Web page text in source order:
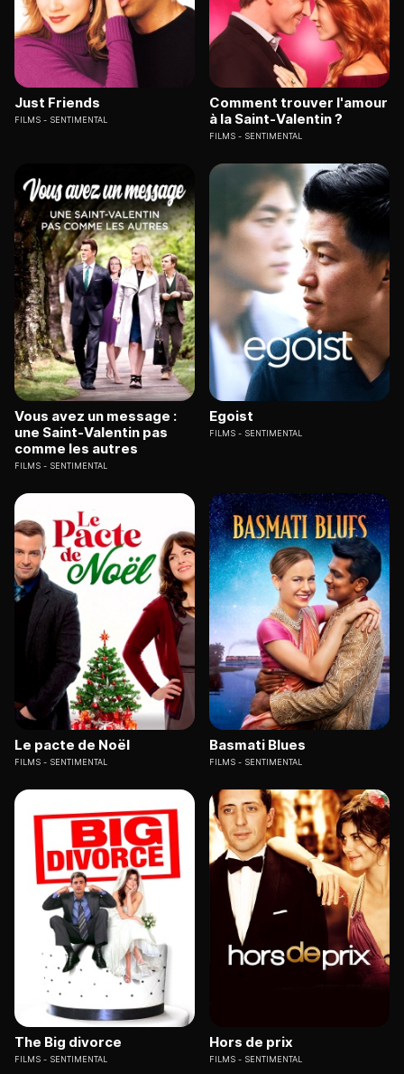
Just Friends
FILMS SENTIMENTAL
Comment trouver l'amour
à la Saint-Valentin ?
FILMS SENTIMENTAL
Vous avez un message :
une Saint-Valentin pas
comme les autres
FILMS SENTIMENTAL
Egoist
FILMS SENTIMENTAL
Le pacte de Noël
FILMS SENTIMENTAL
Basmati Blues
FILMS SENTIMENTAL
The Big divorce
FILMS SENTIMENTAL
Hors de prix
FILMS SENTIMENTAL